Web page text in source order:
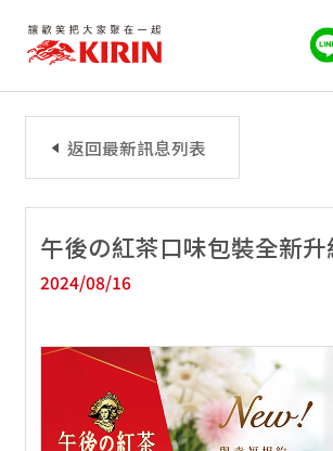
午後の紅茶口味包裝全新升
2024/08/16
返回最新訊息列表